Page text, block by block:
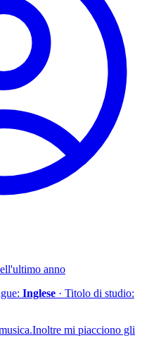
anno
Inglese · Titolo di studio:
mi piacciono gli